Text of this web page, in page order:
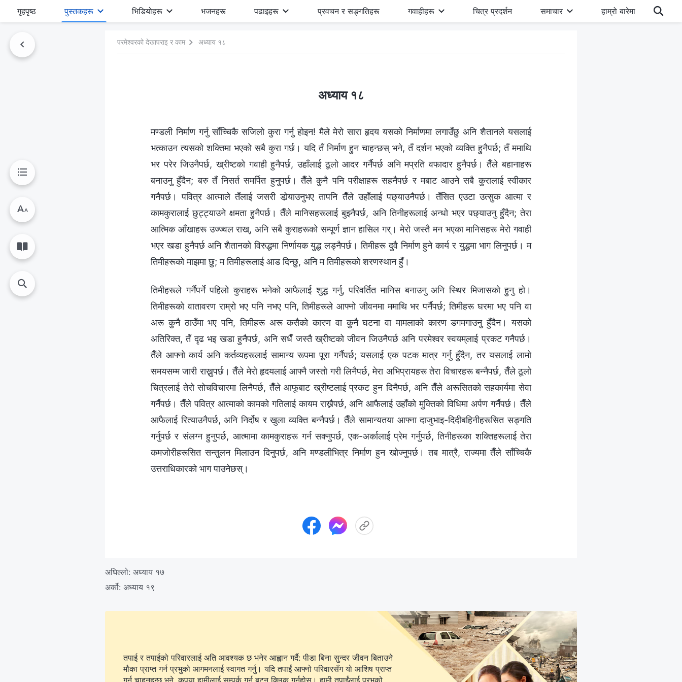
गृहपृष्ठ पुस्तकहरू भिडियोहरू भजनहरू पढाइहरू प्रवचन र सङ्गतिहरू गवाहीहरू चित्र प्रदर्शन समाचार हाम्रो बारेमा
परमेश्‍वरको देखापराइ र काम अध्याय १८
अध्याय १८
मण्डली निर्माण गर्नु साँच्चिकै सजिलो कुरा गर्नु होइन! मैले मेरो सारा हृदय यसको निर्माणमा लगाउँछु अनि शैतानले यसलाई
भत्काउन त्यसको शक्तिमा भएको सबै कुरा गर्छ। यदि तँ निर्माण हुन चाहन्छस् भने, तँ दर्शन भएको व्यक्ति हुनैपर्छ; तँ ममाथि
भर परेर जिउनैपर्छ, ख्रीष्टको गवाही हुनैपर्छ, उहाँलाई ठूलो आदर गर्नैपर्छ अनि मप्रति वफादार हुनैपर्छ। तैँले बहानाहरू
बनाउनु हुँदैन; बरु तँ निसर्त समर्पित हुनुपर्छ। तैँले कुनै पनि परीक्षाहरू सहनैपर्छ र मबाट आउने सबै कुरालाई स्वीकार
गनैपर्छ। पवित्र आत्माले तँलाई जसरी डोर्‍याउनुभए तापनि तैँले उहाँलाई पछ्याउनैपर्छ। तँसित एउटा उत्सुक आत्मा र
कामकुरालाई छुट्ट्याउने क्षमता हुनैपर्छ। तैँले मानिसहरूलाई बुझ्नैपर्छ, अनि तिनीहरूलाई अन्धो भएर पछ्याउनु हुँदैन; तेरा
आत्मिक आँखाहरू उज्ज्वल राख्, अनि सबै कुराहरूको सम्पूर्ण ज्ञान हासिल गर्। मेरो जस्तै मन भएका मानिसहरू मेरो गवाही
भएर खडा हुनैपर्छ अनि शैतानको विरुद्धमा निर्णायक युद्ध लड्नैपर्छ। तिमीहरू दुवै निर्माण हुने कार्य र युद्धमा भाग लिनुपर्छ। म
तिमीहरूको माझमा छु; म तिमीहरूलाई आड दिन्छु, अनि म तिमीहरूको शरणस्थान हुँ।
तिमीहरूले गर्नैपर्ने पहिलो कुराहरू भनेको आफैलाई शुद्ध गर्नु, परिवर्तित मानिस बनाउनु अनि स्थिर मिजासको हुनु हो।
तिमीहरूको वातावरण राम्रो भए पनि नभए पनि, तिमीहरूले आफ्नो जीवनमा ममाथि भर पर्नैपर्छ; तिमीहरू घरमा भए पनि वा
अरू कुनै ठाउँमा भए पनि, तिमीहरू अरू कसैको कारण वा कुनै घटना वा मामलाको कारण डगमगाउनु हुँदैन। यसको
अतिरिक्त, तँ दृढ भइ खडा हुनैपर्छ, अनि सधैँ जस्तै ख्रीष्टको जीवन जिउनैपर्छ अनि परमेश्‍वर स्वयम्‌लाई प्रकट गनैपर्छ।
तैँले आफ्नो कार्य अनि कर्तव्यहरूलाई सामान्य रूपमा पूरा गर्नैपर्छ; यसलाई एक पटक मात्र गर्नु हुँदैन, तर यसलाई लामो
समयसम्म जारी राख्नुपर्छ। तैँले मेरो हृदयलाई आफ्नै जस्तो गरी लिनैपर्छ, मेरा अभिप्रायहरू तेरा विचारहरू बन्‍नैपर्छ, तैँले ठूलो
चित्रलाई तेरो सोचविचारमा लिनैपर्छ, तैँले आफूबाट ख्रीष्टलाई प्रकट हुन दिनैपर्छ, अनि तैँले अरूसितको सहकार्यमा सेवा
गर्नैपर्छ। तैँले पवित्र आत्माको कामको गतिलाई कायम राख्नैपर्छ, अनि आफैलाई उहाँको मुक्तिको विधिमा अर्पण गर्नैपर्छ। तैँले
आफैलाई रित्याउनैपर्छ, अनि निर्दोष र खुला व्यक्ति बन्‍नैपर्छ। तैँले सामान्यतया आफ्ना दाजुभाइ-दिदीबहिनीहरूसित सङ्गति
गर्नुपर्छ र संलग्‍न हुनुपर्छ, आत्मामा कामकुराहरू गर्न सक्‍नुपर्छ, एक-अर्कालाई प्रेम गर्नुपर्छ, तिनीहरूका शक्तिहरूलाई तेरा
कमजोरीहरूसित सन्तुलन मिलाउन दिनुपर्छ, अनि मण्डलीभित्र निर्माण हुन खोज्‍नुपर्छ। तब मात्रै, राज्यमा तैँले साँच्चिकै
उत्तराधिकारको भाग पाउनेछस्।
अघिल्लो: अध्याय १७
अर्को: अध्याय १९
तपाई र तपाईको परिवारलाई अति आवश्यक छ भनेर आह्वान गर्दै: पीडा बिना सुन्दर जीवन बिताउने
मौका प्राप्त गर्न प्रभुको आगमनलाई स्वागत गर्नु। यदि तपाईं आफ्नो परिवारसँग यो आशिष प्राप्त
गर्न चाहनुहुन्छ भने, कृपया हामीलाई सम्पर्क गर्न बटन क्लिक गर्नुहोस्। हामी तपाईंलाई प्रभुको